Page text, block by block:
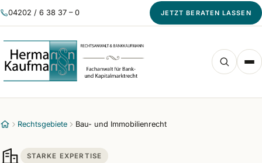
04202 / 6 38 37 – 0 JETZT BERATEN LASSEN
Rechtsgebiete Bau- und Immobilienrecht
STARKE EXPERTISE